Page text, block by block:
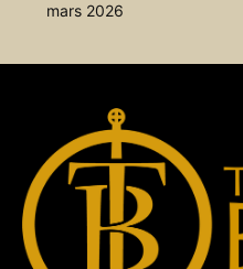
mars 2026